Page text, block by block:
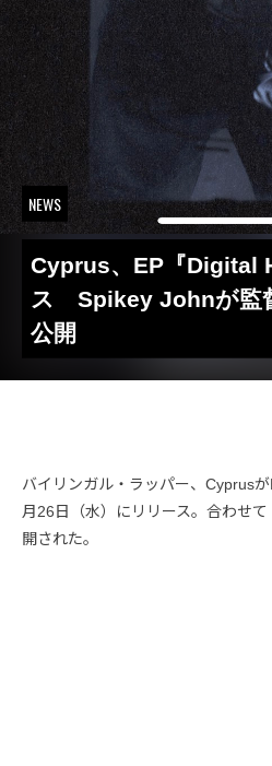
NEWS
Cyprus、EP『Digital
ス Spikey Johnが監
公開
バイリンガル・ラッパー、Cyprus
月26日（水）にリリース。合わせ
開された。